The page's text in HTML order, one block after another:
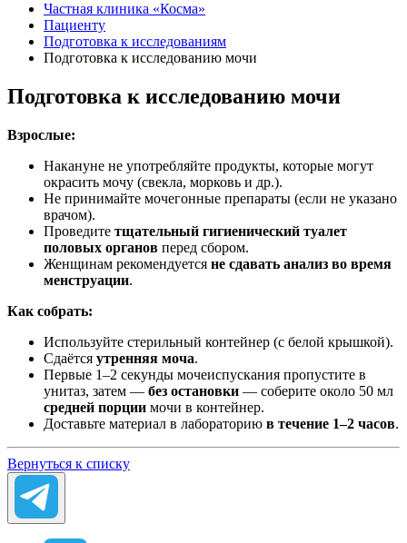
Частная клиника «Косма»
Пациенту
Подготовка к исследованиям
Подготовка к исследованию мочи
Подготовка к исследованию мочи
Взрослые:
Накануне не употребляйте продукты, которые могут
окрасить мочу (свекла, морковь и др.).
Не принимайте мочегонные препараты (если не указано
врачом).
Проведите тщательный гигиенический туалет
половых органов перед сбором.
Женщинам рекомендуется не сдавать анализ во время
менструации.
Как собрать:
Используйте стерильный контейнер (с белой крышкой).
Сдаётся утренняя моча.
Первые 1–2 секунды мочеиспускания пропустите в
унитаз, затем — без остановки — соберите около 50 мл
средней порции мочи в контейнер.
Доставьте материал в лабораторию в течение 1–2 часов.
Вернуться к списку